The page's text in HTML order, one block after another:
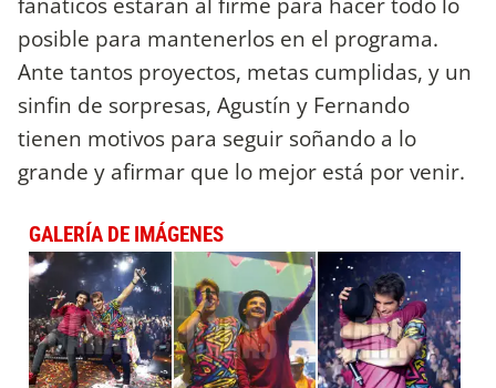
posible para mantenerlos en el programa.
Ante tantos proyectos, metas cumplidas, y un
sinfin de sorpresas, Agustín y Fernando
tienen motivos para seguir soñando a lo
grande y afirmar que lo mejor está por venir.
GALERÍA DE IMÁGENES